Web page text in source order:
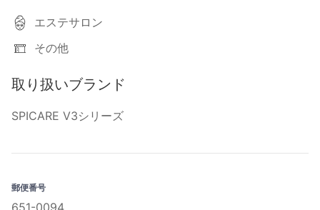
エステサロン
その他
取り扱いブランド
SPICARE V3シリーズ
郵便番号